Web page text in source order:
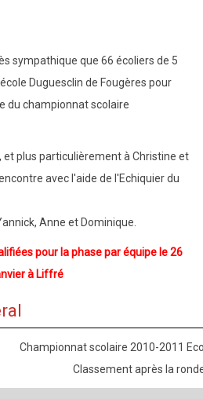
sympathique que 66 écoliers de 5
Duguesclin de Fougères pour
du championnat scolaire
et plus particulièrement à Christine et
avec l'aide de l'Echiquier du
Anne et Dominique.
pour la phase par équipe le 26
à Liffré
Championnat scolaire 2010-2011
Classement après la